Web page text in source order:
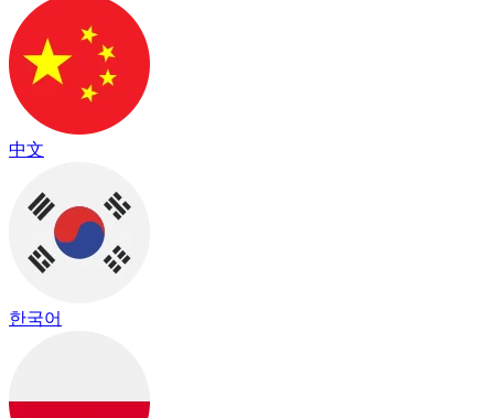
中文
한국어